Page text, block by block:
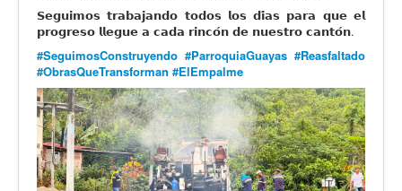
𝗦𝗲𝗴𝘂𝗶𝗺𝗼𝘀 𝘁𝗿𝗮𝗯𝗮𝗷𝗮𝗻𝗱𝗼 𝘁𝗼𝗱𝗼𝘀 𝗹𝗼𝘀 𝗱𝗶́𝗮𝘀 𝗽𝗮𝗿𝗮 𝗾𝘂𝗲 𝗲𝗹
𝗽𝗿𝗼𝗴𝗿𝗲𝘀𝗼 𝗹𝗹𝗲𝗴𝘂𝗲 𝗮 𝗰𝗮𝗱𝗮 𝗿𝗶𝗻𝗰𝗼́𝗻 𝗱𝗲 𝗻𝘂𝗲𝘀𝘁𝗿𝗼 𝗰𝗮𝗻𝘁𝗼́𝗻.
#SeguimosConstruyendo #ParroquiaGuayas #Reasfaltado
#ObrasQueTransforman #ElEmpalme